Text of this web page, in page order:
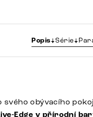
Popis Série
svého obývacího
Edge v přírodní